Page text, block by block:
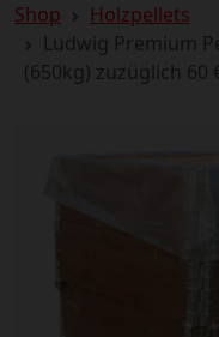
Shop
Holzpellets
Ludwig Premium
(650kg) zuzüglich 60